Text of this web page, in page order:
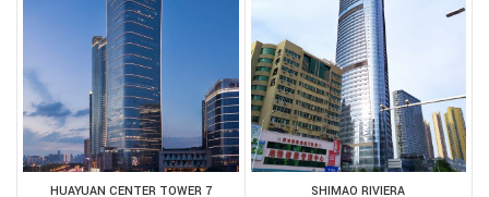
HUAYUAN CENTER TOWER 7 SHIMAO RIVIERA